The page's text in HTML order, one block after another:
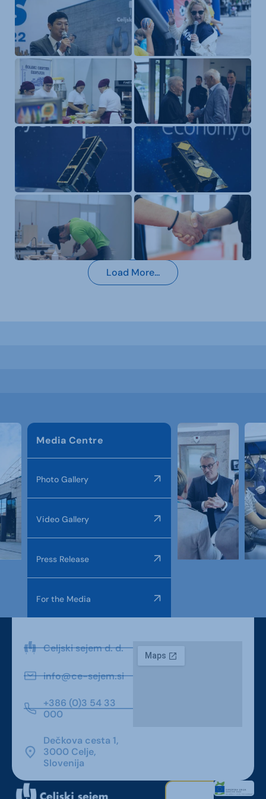
Load More...
Media Centre
Photo Gallery
Video Gallery
Press Release
For the Media
Celjski sejem d. d.
info@ce-sejem.si
+386 (0)3 54 33
000
Dečkova cesta 1,
3000 Celje,
Slovenija